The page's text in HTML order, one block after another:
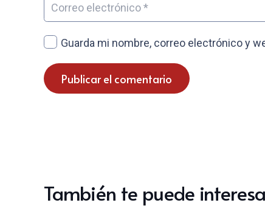
Guarda mi nombre, correo electrónico y
Publicar el comentario
También te puede